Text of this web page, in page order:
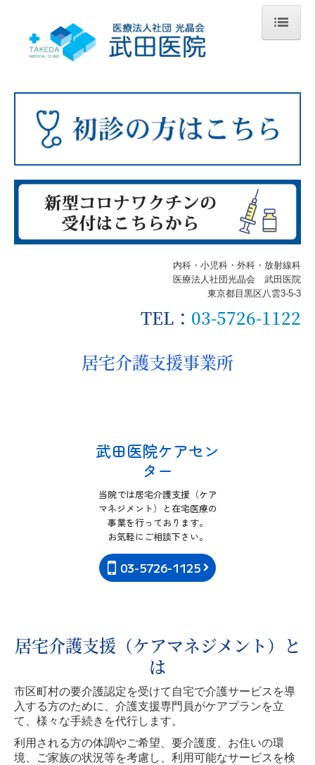
ホーム
当院の特徴
診療のご案内
内科
外科
小児科
内科・小児科・外科・放射線科
医療法人社団光晶会 武田医院
東京都目黒区八雲3-5-3
TEL： 03-5726-1122
居宅介護支援事業所
武田医院ケアセン
ター
当院では居宅介護支援（ケア
マネジメント）と在宅医療の
事業を行っております。
お気軽にご相談下さい。
03-5726-1125
居宅介護支援（ケアマネジメント）と
は
市区町村の要介護認定を受けて自宅で介護サービスを導
入する方のために、介護支援専門員がケアプランを立
て、様々な手続きを代行します。
利用される方の体調やご希望、要介護度、お住いの環
境、ご家族の状況等を考慮し、利用可能なサービスを検